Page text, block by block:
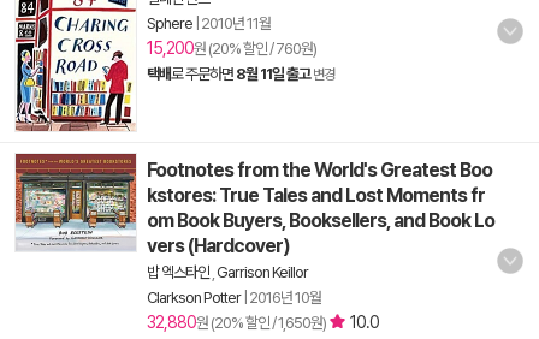
Sphere 2010년 11월
15,200원 (20% 할인 / 760원)
택배로 주문하면 8월 11일 출고 변경
Footnotes from the World's Greatest Boo
kstores: True Tales and Lost Moments fr
om Book Buyers, Booksellers, and Book Lo
vers (Hardcover)
밥 엑스타인 Garrison Keillor
Clarkson Potter| 2016년 10월
32,880원 (20% 할인 / 1,650원) 10.0